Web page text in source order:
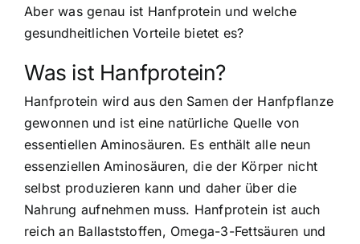
Aber was genau ist Hanfprotein und welche
gesundheitlichen Vorteile bietet es?
Was ist Hanfprotein?
Hanfprotein wird aus den Samen der Hanfpflanze
gewonnenund ist eine natürliche Quelle von
essentiellen Aminosäuren. Es enthält alle neun
essenziellen Aminosäuren, die der Körper nicht
selbst produzieren kann und daher über die
Nahrung aufnehmen muss. Hanfprotein ist auch
reich an Ballaststoffen, Omega-3-Fettsäuren und